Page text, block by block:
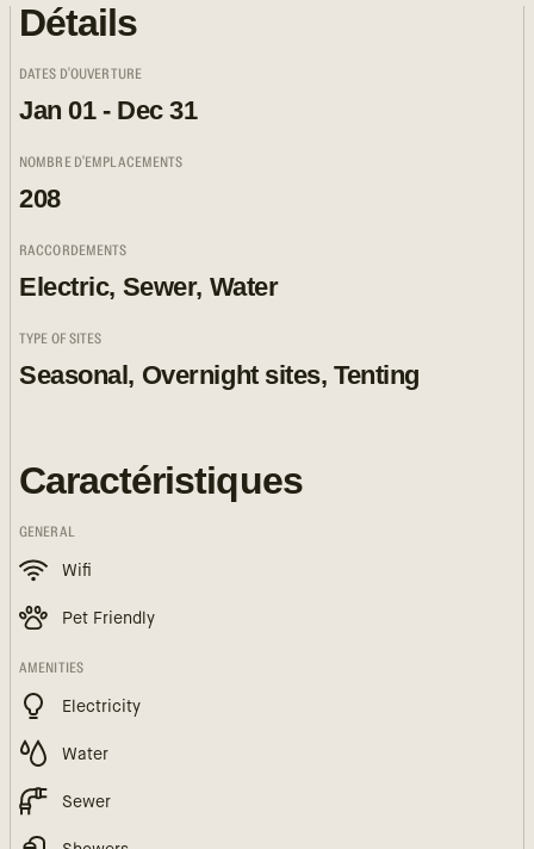
Détails
DATES D'OUVERTURE
Jan 01 - Dec 31
NOMBRE D'EMPLACEMENTS
208
RACCORDEMENTS
Electric, Sewer, Water
TYPE OF SITES
Seasonal, Overnight sites, Tenting
Caractéristiques
GENERAL
Wifi
Pet Friendly
AMENITIES
Electricity
Water
Sewer